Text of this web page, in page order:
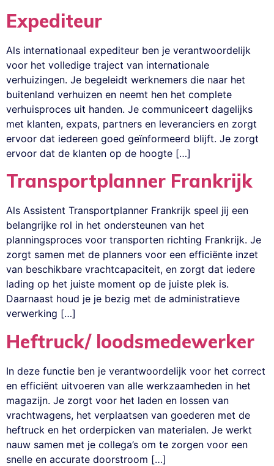
Expediteur
Als internationaal expediteur ben je verantwoordelijk
voor het volledige traject van internationale
verhuizingen. Je begeleidt werknemers die naar het
buitenland verhuizen en neemt hen het complete
verhuisproces uit handen. Je communiceert dagelijks
met klanten, expats, partners en leveranciers en zorgt
ervoor dat iedereen goed geïnformeerd blijft. Je zorgt
ervoor dat de klanten op de hoogte […]
Transportplanner Frankrijk
Als Assistent Transportplanner Frankrijk speel jij een
belangrijke rol in het ondersteunen van het
planningsproces voor transporten richting Frankrijk. Je
zorgt samen met de planners voor een efficiënte inzet
van beschikbare vrachtcapaciteit, en zorgt dat iedere
lading op het juiste moment op de juiste plek is.
Daarnaast houd je je bezig met de administratieve
verwerking […]
Heftruck/ loodsmedewerker
In deze functie ben je verantwoordelijk voor het correct
en efficiënt uitvoeren van alle werkzaamheden in het
magazijn. Je zorgt voor het laden en lossen van
vrachtwagens, het verplaatsen van goederen met de
heftruck en het orderpicken van materialen. Je werkt
nauw samen met je collega’s om te zorgen voor een
snelle en accurate doorstroom […]